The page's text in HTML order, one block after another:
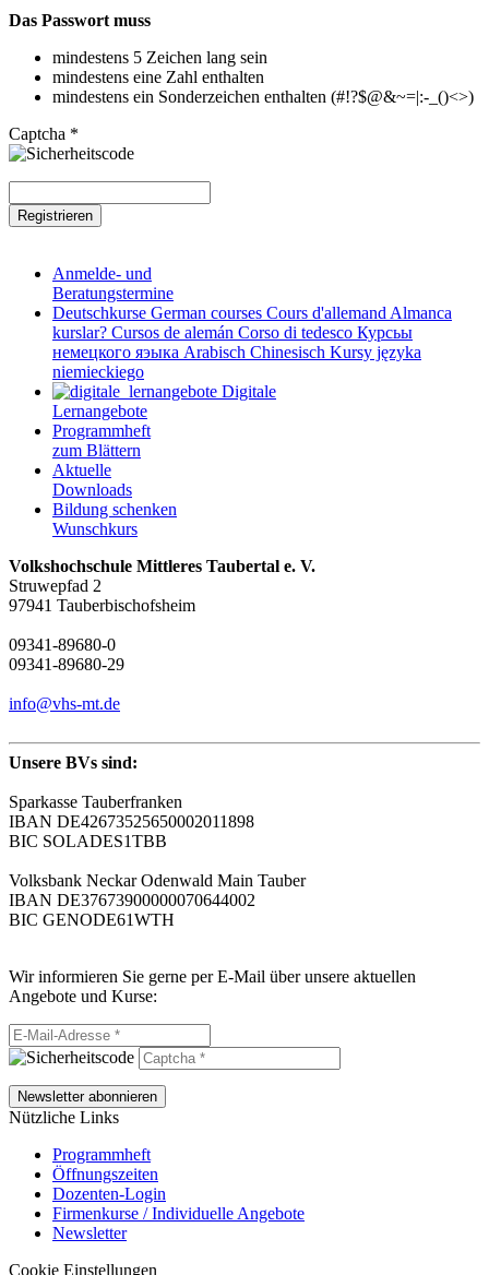
Das Passwort muss
mindestens 5 Zeichen lang sein
mindestens eine Zahl enthalten
mindestens ein Sonderzeichen enthalten (#!?$@&~=|:-_()<>)
Captcha *
Registrieren
Anmelde- und
Beratungstermine
Deutschkurse German courses Cours d'allemand Almanca
kurslar? Cursos de alemán Corso di tedesco Курсьы
немецкого яэыка Arabisch Chinesisch Kursy języka
niemieckiego
Digitale
Lernangebote
Programmheft
zum Blättern
Aktuelle
Downloads
Bildung schenken
Wunschkurs
Volkshochschule Mittleres Taubertal e. V.
Struwepfad 2
97941 Tauberbischofsheim
09341-89680-0
09341-89680-29
info@vhs-mt.de
Unsere BVs sind:
Sparkasse Tauberfranken
IBAN DE42673525650002011898
BIC SOLADES1TBB
Volksbank Neckar Odenwald Main Tauber
IBAN DE37673900000070644002
BIC GENODE61WTH
Wir informieren Sie gerne per E-Mail über unsere aktuellen
Angebote und Kurse:
Newsletter abonnieren
Nützliche Links
Programmheft
Öffnungszeiten
Dozenten-Login
Firmenkurse / Individuelle Angebote
Newsletter
Cookie Einstellungen